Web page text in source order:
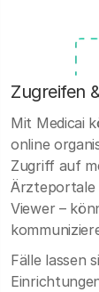
Zugreifen
Mit Medicai
online
Zugriff auf
Ärzteportale
Viewer –
Fälle lassen